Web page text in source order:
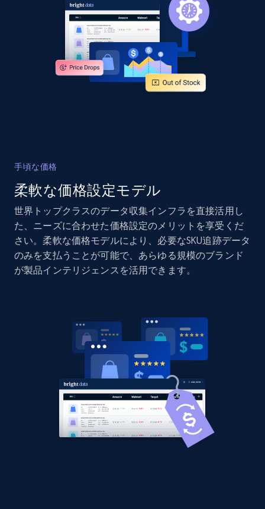
2.1K+ 355+ 今すぐ始める
Home Depot US - Discover products by
specified UPC
Home Depot US - Discovery products by
specific category URL
URL, Domain, Country code, Model number,
Sku, Product id, Product name, Manufacturer,
and more.
Amazon products global dataset
Title, Seller name, Brand, Description, Initial
price, Currency, Availability, Reviews count, and
今すぐ始める
手頃な価格
柔軟な価格設定モデル
世界トップクラスのデータ収集インフラを直接活用し
た、ニーズに合わせた価格設定のメリットを享受くだ
さい。柔軟な価格モデルにより、必要なSKU追跡データ
のみを支払うことが可能で、あらゆる規模のブランド
が製品インテリジェンスを活用できます。